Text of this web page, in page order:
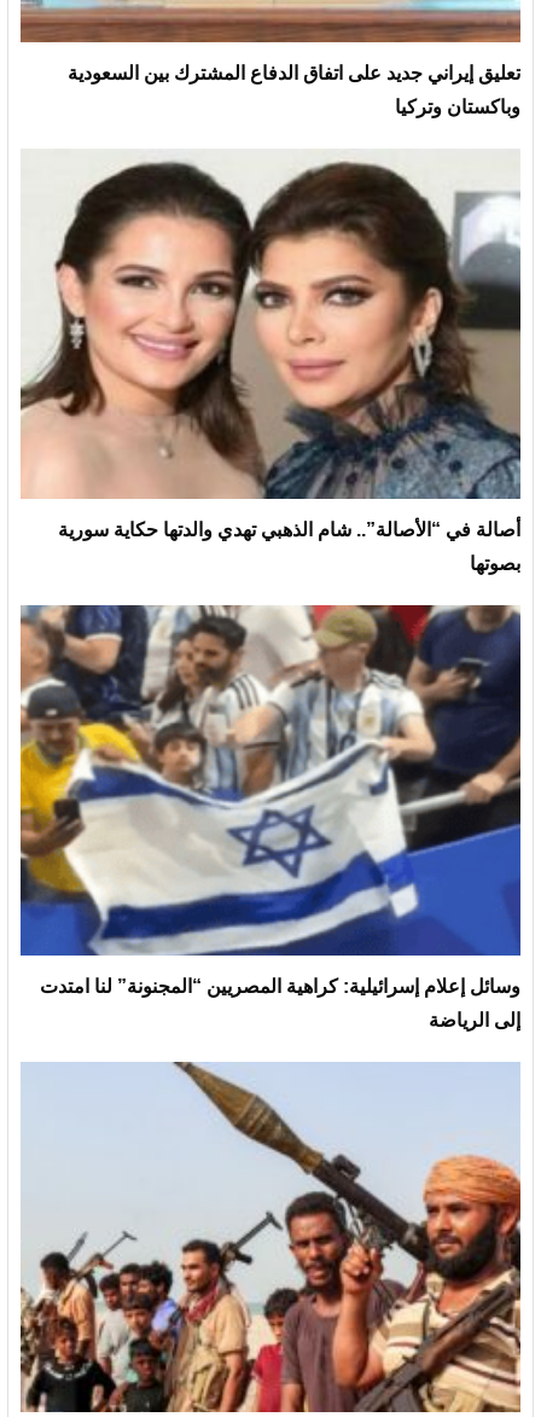
تعليق إيراني جديد على اتفاق الدفاع المشترك بين السعودية
وباكستان وتركيا
أصالة في “الأصالة”.. شام الذهبي تهدي والدتها حكاية سورية
بصوتها
وسائل إعلام إسرائيلية: كراهية المصريين “المجنونة” لنا امتدت
إلى الرياضة